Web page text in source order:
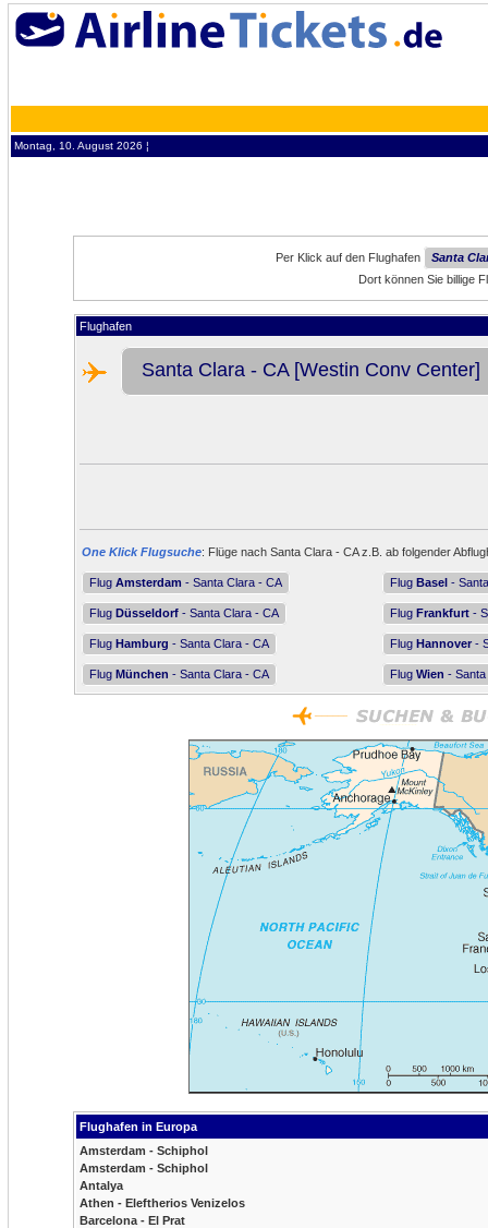
Montag, 10. August 2026 ¦
Per Klick auf den Flughafen
Santa
Dort können Sie billige
Flughafen
Santa Clara - CA [Westin Conv Center]
One Klick Flugsuche: Flüge nach Santa Clara - CA z.B. ab folgender
Flug Amsterdam - Santa Clara - CA Flug Basel -
Flug Düsseldorf - Santa Clara - CA Flug Frankfurt -
Flug Hamburg - Santa Clara - CA Flug Hannover -
Flug München - Santa Clara - CA Flug Wien -
Flughafen in Europa
Amsterdam - Schiphol
Amsterdam - Schiphol
Antalya
Athen - Eleftherios Venizelos
Barcelona - El Prat